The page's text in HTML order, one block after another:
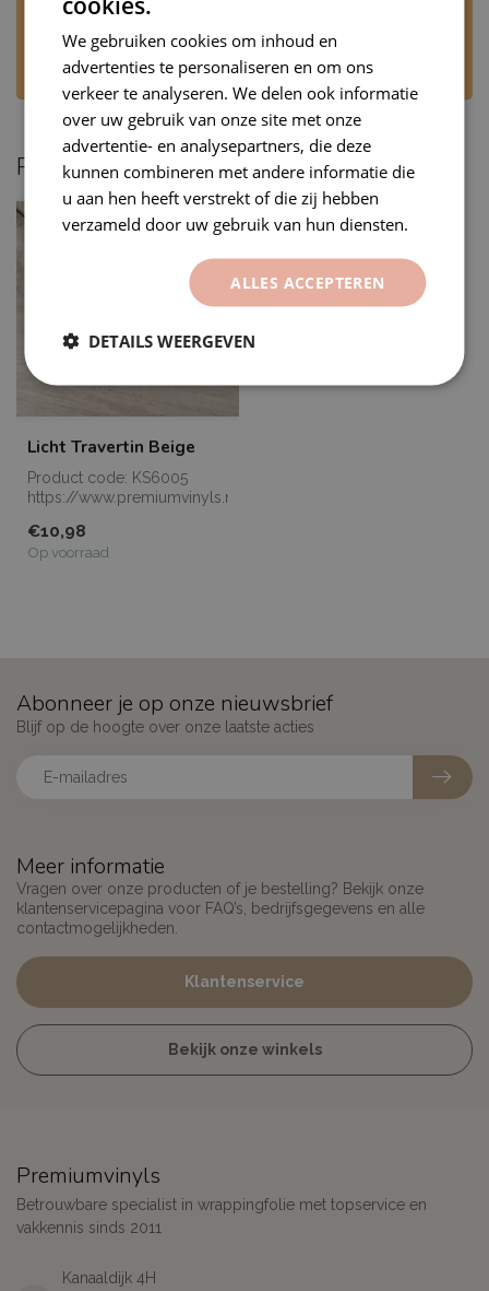
Stuur ons een WhatsApp via +31 6 53707905 of
mail naar
rj@premiumvinyls.nl
beantwoorden uw bericht op werkdagen,
tijdens kantooruren.
Recent bekeken
Licht Travertin Beige
Product code: KS6005
https://www.premiumvinyls.nl/samples.html
€10,98
Op voorraad
Meer informatie
Vragen over onze producten of je bestelling? Bekijk onze
klantenservicepagina voor FAQ’s, bedrijfsgegevens en alle
contactmogelijkheden.
Klantenservice
Bekijk onze winkels
Abonneer je op onze nieuwsbrief
Blijf op de hoogte over onze laatste acties
Premiumvinyls
Betrouwbare specialist in wrappingfolie met topservice en
vakkennis sinds 2011
Kanaaldijk 4H
We gebruiken cookies om inhoud en
advertenties te personaliseren en om ons
verkeer te analyseren. We delen ook informatie
over uw gebruik van onze site met onze
advertentie- en analysepartners, die deze
kunnen combineren met andere informatie die
u aan hen heeft verstrekt of die zij hebben
verzameld door uw gebruik van hun diensten.
ALLES ACCEPTEREN
DETAILS WEERGEVEN